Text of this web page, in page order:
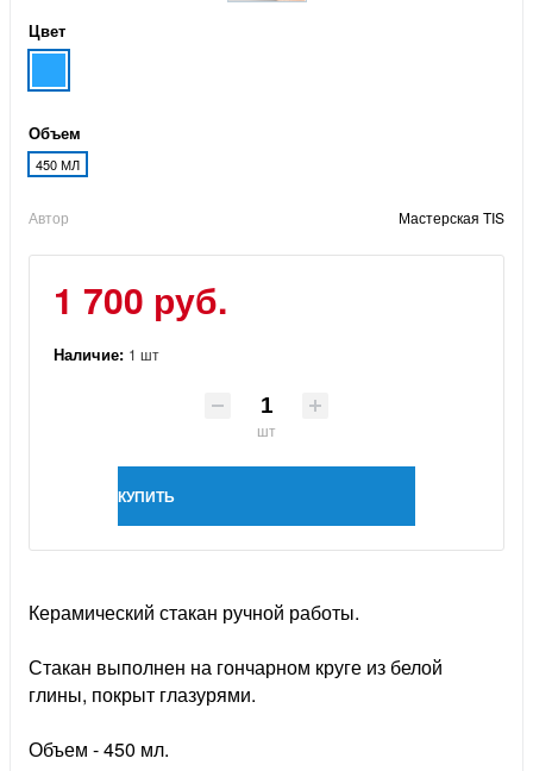
Цвет
Объем
450 МЛ
Автор Мастерская TIS
1 700 руб.
Наличие: 1 шт
шт
КУПИТЬ
Керамический стакан ручной работы.
Стакан выполнен на гончарном круге из белой
глины, покрыт глазурями.
Объем - 450 мл.